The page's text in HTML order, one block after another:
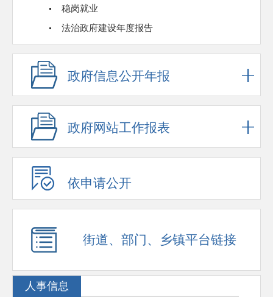
稳岗就业
法治政府建设年度报告
政府信息公开年报
政府网站工作报表
依申请公开
街道、部门、乡镇平台链接
人事信息